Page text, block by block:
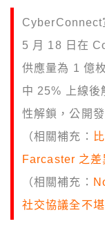
CyberConnect
5 月 18 日在
供應量為 1 億
中 25% 上線後
性解鎖，公開
（相關補充：
Farcaster 之差
（相關補充：
社交協議全不